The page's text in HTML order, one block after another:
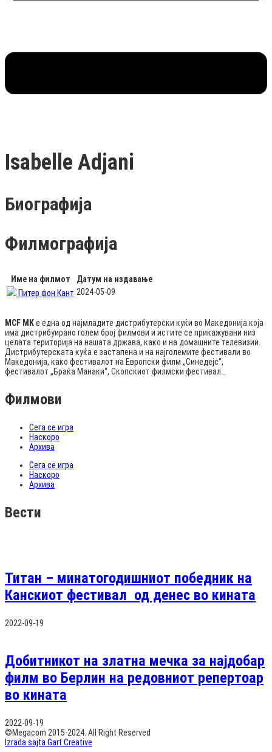
Isabelle Adjani
Биографија
Филмографија
Име на филмот
Датум на издавање
Питер фон Кант 2024-05-09
MCF MKе една од најмладите дистрибутерски куќи во Македонија која
има дистрибуирано голем број филмови и истите се прикажувани низ
целата територија на нашата држава, како и на домашните телевизии.
Дистрибутерската куќа е застапена и на најголемите фестивали во
Македонија, како фестивалот на Европски филм „Синедејс“,
фестивалот „Браќа Манаки“, Скопскиот филмски фестивал…
Филмови
Сега се игра
Наскоро
Архива
Сега се игра
Наскоро
Архива
Вести
Титан – минатогодишниот победник на
Канскиот фестивал од денес во кината
2022-09-19
Добитникот на златна мечка за најдобар
филм во Берлин на редовниот репертоар
во кината
2022-09-19
©Megacom 2015-2024. All Right Reserved
Izrada sajta Gart Creative